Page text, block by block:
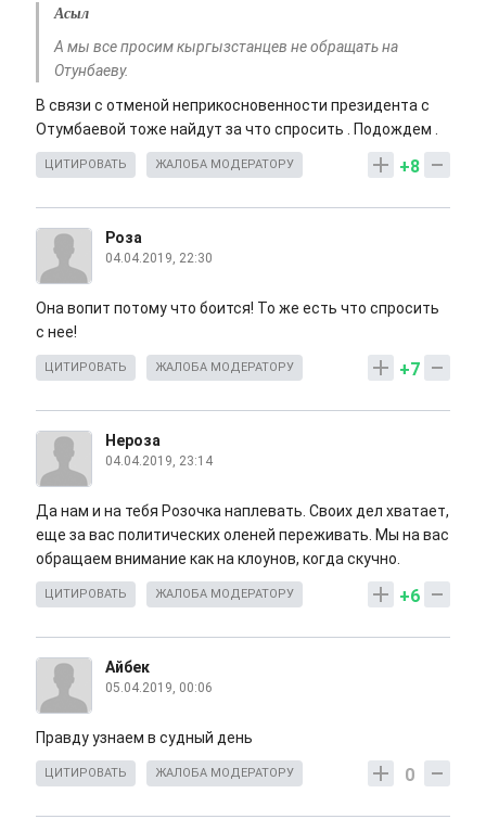
Асыл
А мы все просим кыргызстанцев не обращать на
Отунбаеву.
В связи с отменой неприкосновенности президента с
Отумбаевой тоже найдут за что спросить . Подождем .
+8
ЦИТИРОВАТЬ ЖАЛОБА МОДЕРАТОРУ
Роза
04.04.2019, 22:30
Она вопит потому что боится! То же есть что спросить
с нее!
+7
ЦИТИРОВАТЬ ЖАЛОБА МОДЕРАТОРУ
Нероза
04.04.2019, 23:14
Да нам и на тебя Розочка наплевать. Своих дел хватает,
еще за вас политических оленей переживать. Мы на вас
обращаем внимание как на клоунов, когда скучно.
+6
ЦИТИРОВАТЬ ЖАЛОБА МОДЕРАТОРУ
Айбек
05.04.2019, 00:06
Правду узнаем в судный день
0
ЦИТИРОВАТЬ ЖАЛОБА МОДЕРАТОРУ